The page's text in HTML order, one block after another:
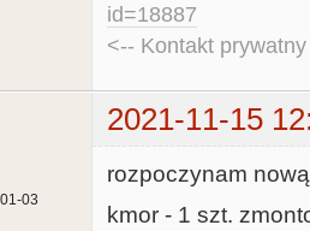
id=18887
<-- Kontakt
2021-11-15
03
rozpoczynam
kmor - 1 szt.